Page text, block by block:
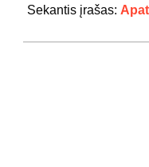
29
Sekantis įrašas: